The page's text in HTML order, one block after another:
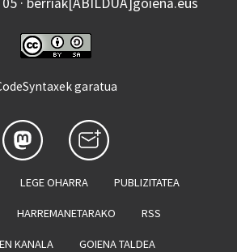
garatua
LEGE OHARRA PUBLIZITATEA
HARREMANETARAKO RSS
KANALA GOIENA TALDEA